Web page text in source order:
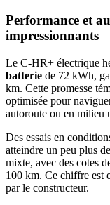
Performance et
impressionnants
Le C-HR+ électrique
batterie de 72 kWh,
km. Cette promesse
optimisée pour
autoroute ou en milieu
Des essais en
atteindre un peu plus
mixte, avec des cotes
100 km. Ce chiffre est
par le constructeur.